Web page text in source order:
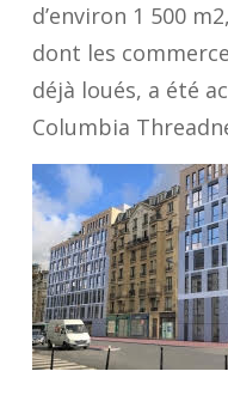
d’environ 1 500
dont les
déjà loués, a été
Columbia